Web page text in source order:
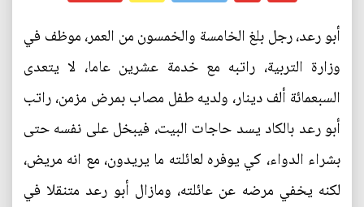
أبو رعد، رجل بلغ الخامسة والخمسون من العمر، موظف في
وزارة التربية، راتبه مع خدمة عشرين عاما، لا يتعدى
السبعمائة ألف دينار، ولديه طفل مصاب بمرض مزمن، راتب
أبو رعد بالكاد يسد حاجات البيت، فيبخل على نفسه حتى
بشراء الدواء، كي يوفره لعائلته ما يريدون، مع انه مريض،
لكنه يخفي مرضه عن عائلته، ومازال أبو رعد متنقلا في